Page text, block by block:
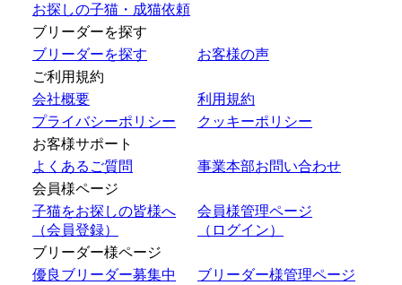
お探しの子猫・成猫依頼
ブリーダーを探す
ブリーダーを探す
お客様の声
ご利用規約
会社概要
利用規約
プライバシーポリシー
クッキーポリシー
お客様サポート
よくあるご質問
事業本部お問い合わせ
会員様ページ
子猫をお探しの皆様へ
（会員登録）
会員様管理ページ
（ログイン）
ブリーダー様ページ
優良ブリーダー募集中
ブリーダー様管理ページ